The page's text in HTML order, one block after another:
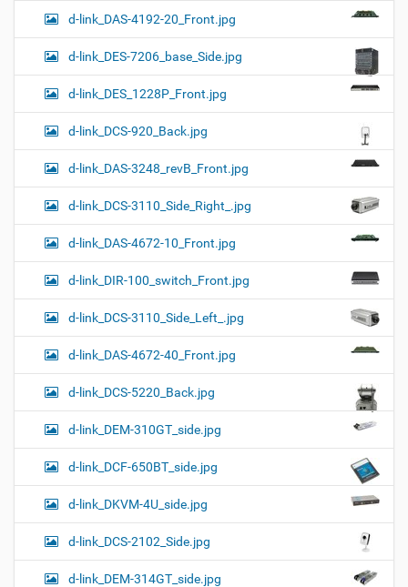
d-link_DAS-4192-20_Front.jpg
d-link_DES-7206_base_Side.jpg
d-link_DES_1228P_Front.jpg
d-link_DCS-920_Back.jpg
d-link_DAS-3248_revB_Front.jpg
d-link_DCS-3110_Side_Right_.jpg
d-link_DAS-4672-10_Front.jpg
d-link_DIR-100_switch_Front.jpg
d-link_DCS-3110_Side_Left_.jpg
d-link_DAS-4672-40_Front.jpg
d-link_DCS-5220_Back.jpg
d-link_DEM-310GT_side.jpg
d-link_DCF-650BT_side.jpg
d-link_DKVM-4U_side.jpg
d-link_DCS-2102_Side.jpg
d-link_DEM-314GT_side.jpg